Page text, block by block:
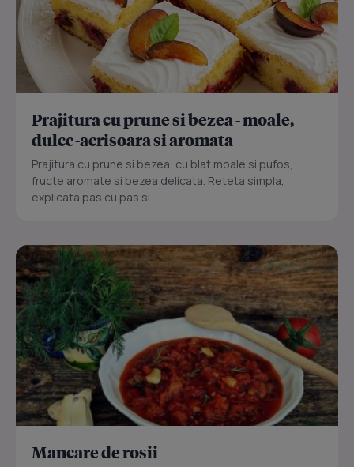
Prajitura cu prune si bezea - moale,
dulce-acrisoara si aromata
Prajitura cu prune si bezea, cu blat moale si pufos,
fructe aromate si bezea delicata. Reteta simpla,
explicata pas cu pas si...
Mancare de rosii